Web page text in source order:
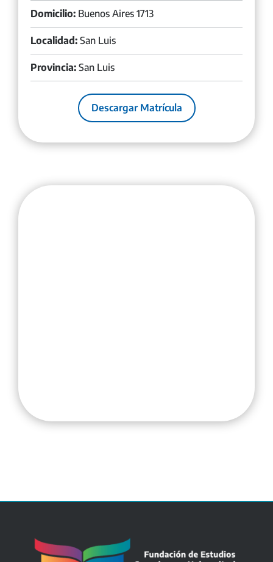
Domicilio: Buenos Aires 1713
Localidad: San Luis
Provincia: San Luis
Descargar Matrícula